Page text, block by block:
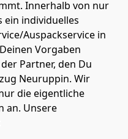
Innerhalb von nur
ein individuelles
Auspackservice in
Vorgaben
Partner, den Du
Neuruppin. Wir
die eigentliche
an. Unsere